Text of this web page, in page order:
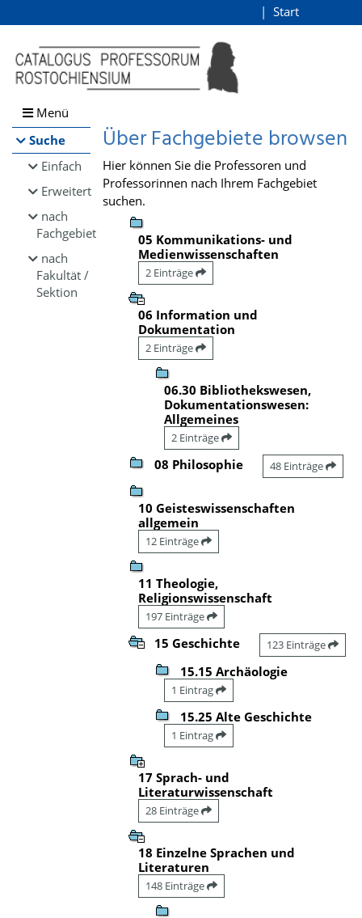
Browsen
direkt zum Inhalt
Start
Menü
Suche
Einfach
Erweitert
nach
Fachgebiet
nach
Fakultät /
Sektion
Über Fachgebiete browsen
Hier können Sie die Professoren und
Professorinnen nach Ihrem Fachgebiet
suchen.
05 Kommunikations- und
Medienwissenschaften
2 Einträge
06 Information und
Dokumentation
2 Einträge
06.30 Bibliothekswesen,
Dokumentationswesen:
Allgemeines
2 Einträge
08 Philosophie 48 Einträge
10 Geisteswissenschaften
allgemein
12 Einträge
11 Theologie,
Religionswissenschaft
197 Einträge
15 Geschichte 123 Einträge
15.15 Archäologie
1 Eintrag
15.25 Alte Geschichte
1 Eintrag
17 Sprach- und
Literaturwissenschaft
28 Einträge
18 Einzelne Sprachen und
Literaturen
148 Einträge